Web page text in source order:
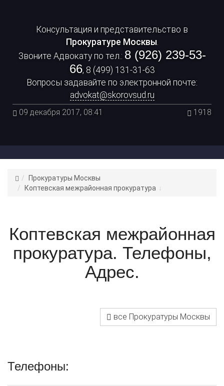
Консультация и представительство в
Прокуратуре Москвы
Звоните Адвокату по тел.: 8 (926) 239-53-
66, 8 (499) 131-31-63
Вопросы задавайте по электронной почте:
advokat@skorovsud.ru
09 декабря 2017, 08:41 1918
Адвокат
Цепков
Прокуратуры Москвы
Коптевская межрайонная прокуратура
Коптевская межрайонная
прокуратура. Телефоны,
Адрес.
все Прокуратуры Москвы
Телефоны: